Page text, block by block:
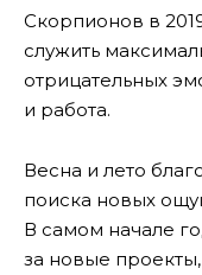
Скорпионов в
служить
отрицательных
и работа.
Весна и лето
поиска новых
В самом начале
за новые